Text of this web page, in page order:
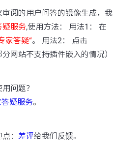
阅的用户问答的镜像生成，我
疑服务,使用方法： 用法1： 在
家答疑“。 用法2： 点击
分网站不支持插件嵌入的情况）
问题？
疑服务。
： 差评给我们反馈。